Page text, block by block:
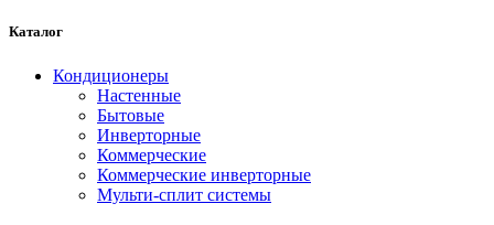
Каталог
Кондиционеры
Настенные
Бытовые
Инверторные
Коммерческие
Коммерческие инверторные
Мульти-сплит системы